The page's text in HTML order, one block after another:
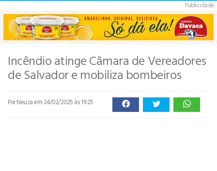
Publicidade
Incêndio atinge Câmara de Vereadores
de Salvador e mobiliza bombeiros
Por Neuzaem 24/02/2025 às 19:25